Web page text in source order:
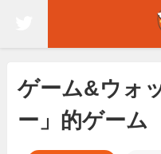
ゲーム&ウォ
ー」的ゲーム